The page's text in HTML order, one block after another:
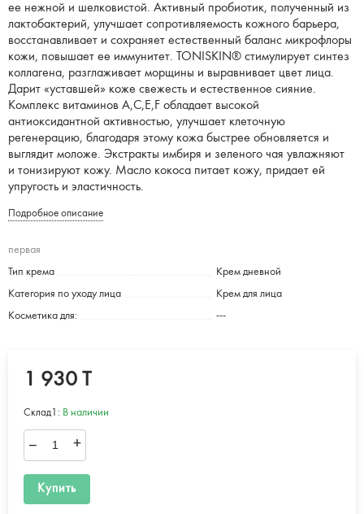
ее нежной и шелковистой. Активный пробиотик, полученный из
лактобактерий, улучшает сопротивляемость кожного барьера,
восстанавливает и сохраняет естественный баланс микрофлоры
кожи, повышает ее иммунитет. TONISKIN® стимулирует синтез
коллагена, разглаживает морщины и выравнивает цвет лица.
Дарит «уставшей» коже свежесть и естественное сияние.
Комплекс витаминов A,C,E,F обладает высокой
антиоксидантной активностью, улучшает клеточную
регенерацию, благодаря этому кожа быстрее обновляется и
выглядит моложе. Экстракты имбиря и зеленого чая увлажняют
и тонизируют кожу. Масло кокоса питает кожу, придает ей
упругость и эластичность.
Подробное описание
первая
Тип крема Крем дневной
Категория по уходу лица Крем для лица
Косметика для: ---
1 930 T
Склад1: В наличии
– +
Купить